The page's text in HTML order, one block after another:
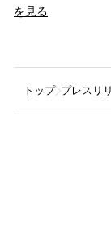
を見る
トップ プレスリ